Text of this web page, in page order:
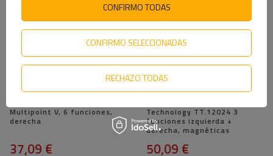
Multipoint V, 6 funciones,
derecha
37,09 €
Technology TT.12024 3
funciones izquierda +
derecha, magnéticas
50,09 €
CONFIRMO SELECCIONADAS
RECHAZO TODAS
CONFIRMO TODAS